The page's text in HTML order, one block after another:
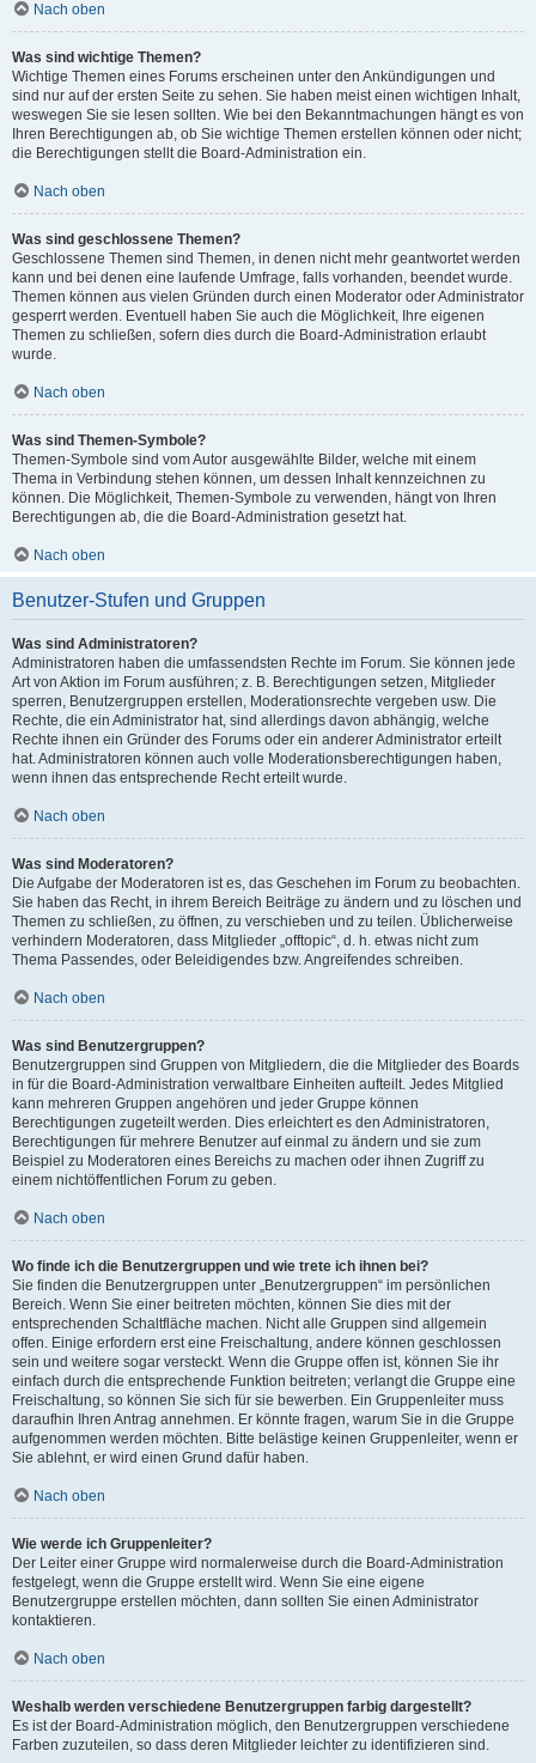
Nach oben
Was sind wichtige Themen?
Wichtige Themen eines Forums erscheinen unter den Ankündigungen und
sind nur auf der ersten Seite zu sehen. Sie haben meist einen wichtigen Inhalt,
weswegen Sie sie lesen sollten. Wie bei den Bekanntmachungen hängt es von
Ihren Berechtigungen ab, ob Sie wichtige Themen erstellen können oder nicht;
die Berechtigungen stellt die Board-Administration ein.
Nach oben
Was sind geschlossene Themen?
Geschlossene Themen sind Themen, in denen nicht mehr geantwortet werden
kann und bei denen eine laufende Umfrage, falls vorhanden, beendet wurde.
Themen können aus vielen Gründen durch einen Moderator oder Administrator
gesperrt werden. Eventuell haben Sie auch die Möglichkeit, Ihre eigenen
Themen zu schließen, sofern dies durch die Board-Administration erlaubt
wurde.
Nach oben
Was sind Themen-Symbole?
Themen-Symbole sind vom Autor ausgewählte Bilder, welche mit einem
Thema in Verbindung stehen können, um dessen Inhalt kennzeichnen zu
können. Die Möglichkeit, Themen-Symbole zu verwenden, hängt von Ihren
Berechtigungen ab, die die Board-Administration gesetzt hat.
Nach oben
Benutzer-Stufen und Gruppen
Was sind Administratoren?
Administratoren haben die umfassendsten Rechte im Forum. Sie können jede
Art von Aktion im Forum ausführen; z. B. Berechtigungen setzen, Mitglieder
sperren, Benutzergruppen erstellen, Moderationsrechte vergeben usw. Die
Rechte, die ein Administrator hat, sind allerdings davon abhängig, welche
Rechte ihnen ein Gründer des Forums oder ein anderer Administrator erteilt
hat. Administratoren können auch volle Moderationsberechtigungen haben,
wenn ihnen das entsprechende Recht erteilt wurde.
Nach oben
Was sind Moderatoren?
Die Aufgabe der Moderatoren ist es, das Geschehen im Forum zu beobachten.
Sie haben das Recht, in ihrem Bereich Beiträge zu ändern und zu löschen und
Themen zu schließen, zu öffnen, zu verschieben und zu teilen. Üblicherweise
verhindern Moderatoren, dass Mitglieder „offtopic“, d. h. etwas nicht zum
Thema Passendes, oder Beleidigendes bzw. Angreifendes schreiben.
Nach oben
Was sind Benutzergruppen?
Benutzergruppen sind Gruppen von Mitgliedern, die die Mitglieder des Boards
in für die Board-Administration verwaltbare Einheiten aufteilt. Jedes Mitglied
kann mehreren Gruppen angehören und jeder Gruppe können
Berechtigungen zugeteilt werden. Dies erleichtert es den Administratoren,
Berechtigungen für mehrere Benutzer auf einmal zu ändern und sie zum
Beispiel zu Moderatoren eines Bereichs zu machen oder ihnen Zugriff zu
einem nichtöffentlichen Forum zu geben.
Nach oben
Wo finde ich die Benutzergruppen und wie trete ich ihnen bei?
Sie finden die Benutzergruppen unter „Benutzergruppen“ im persönlichen
Bereich. Wenn Sie einer beitreten möchten, können Sie dies mit der
entsprechenden Schaltfläche machen. Nicht alle Gruppen sind allgemein
offen. Einige erfordern erst eine Freischaltung, andere können geschlossen
sein und weitere sogar versteckt. Wenn die Gruppe offen ist, können Sie ihr
einfach durch die entsprechende Funktion beitreten; verlangt die Gruppe eine
Freischaltung, so können Sie sich für sie bewerben. Ein Gruppenleiter muss
daraufhin Ihren Antrag annehmen. Er könnte fragen, warum Sie in die Gruppe
aufgenommen werden möchten. Bitte belästige keinen Gruppenleiter, wenn er
Sie ablehnt, er wird einen Grund dafür haben.
Nach oben
Wie werde ich Gruppenleiter?
Der Leiter einer Gruppe wird normalerweise durch die Board-Administration
festgelegt, wenn die Gruppe erstellt wird. Wenn Sie eine eigene
Benutzergruppe erstellen möchten, dann sollten Sie einen Administrator
kontaktieren.
Nach oben
Weshalb werden verschiedene Benutzergruppen farbig dargestellt?
Es ist der Board-Administration möglich, den Benutzergruppen verschiedene
Farben zuzuteilen, so dass deren Mitglieder leichter zu identifizieren sind.